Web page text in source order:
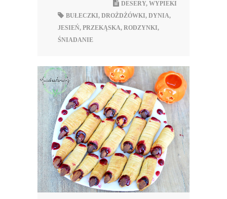
DESERY, WYPIEKI
BUŁECZKI, DROŻDŻÓWKI, DYNIA,
JESIEŃ, PRZEKĄSKA, RODZYNKI,
ŚNIADANIE